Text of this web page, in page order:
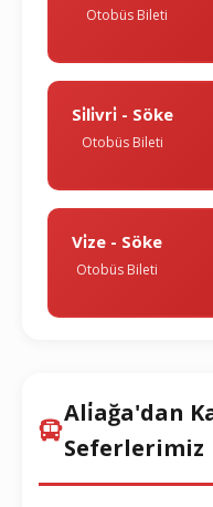
Otobüs Bileti
Si̇li̇vri̇ - Söke
Otobüs Bileti
Vi̇ze - Söke
Otobüs Bileti
Ali̇ağa'dan
Seferlerimiz